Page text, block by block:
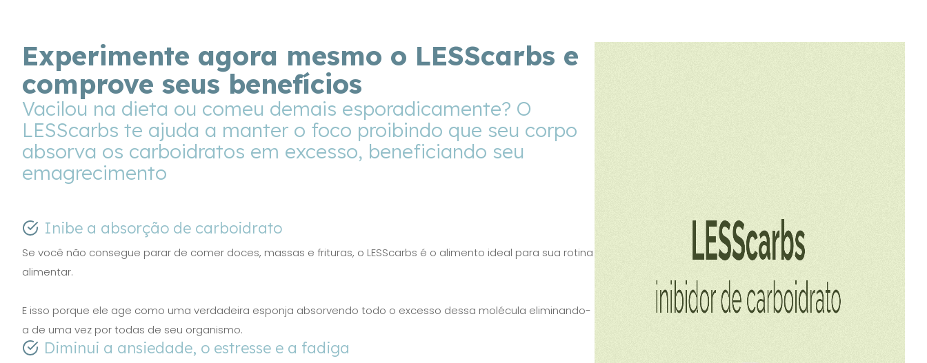
Experimente agora mesmo o LESScarbs e
comprove seus benefícios
Vacilou na dieta ou comeu demais esporadicamente? O
LESScarbs te ajuda a manter o foco proibindo que seu corpo
absorva os carboidratos em excesso, beneficiando seu
emagrecimento
Inibe a absorção de carboidrato
Se você não consegue parar de comer doces, massas e frituras, o LESScarbs é o alimento ideal para sua rotina
alimentar.
E isso porque ele age como uma verdadeira esponja absorvendo todo o excesso dessa molécula eliminando-
a de uma vez por todas de seu organismo.
Diminui a ansiedade, o estresse e a fadiga